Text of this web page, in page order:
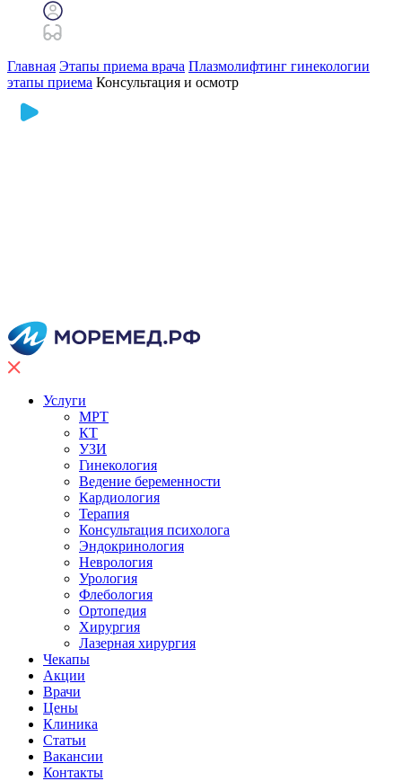
Главная Этапы приема врача Плазмолифтинг гинекологии
этапы приема Консультация и осмотр
Услуги
МРТ
КТ
УЗИ
Гинекология
Ведение беременности
Кардиология
Терапия
Консультация психолога
Эндокринология
Неврология
Урология
Флебология
Ортопедия
Хирургия
Лазерная хирургия
Чекапы
Акции
Врачи
Цены
Клиника
Статьи
Вакансии
Контакты